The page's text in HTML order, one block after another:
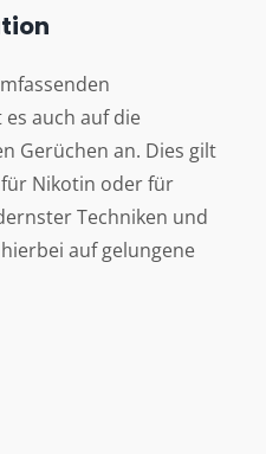
auch auf die
Gerüchen an. Dies gilt
Nikotin oder für
Techniken und
auf gelungene